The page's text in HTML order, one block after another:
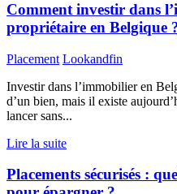
Comment investir dans
propriétaire en Belgique
Placement Lookandfin
Investir dans l’immobilier en
d’un bien, mais il existe
lancer sans...
Lire la suite
Placements sécurisés :